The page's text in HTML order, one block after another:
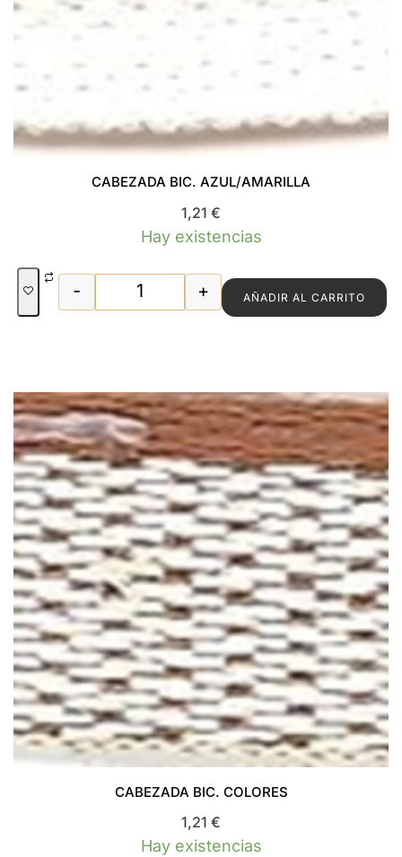
CABEZADA BIC. AZUL/AMARILLA
1,21 €
Hay existencias
CABEZADA BIC. AZUL/AMARILLA
- + AÑADIR AL CARRITO
CABEZADA BIC. COLORES
1,21 €
Hay existencias